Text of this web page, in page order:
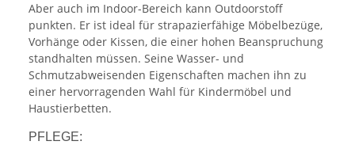
Aber auch im Indoor-Bereich kann Outdoorstoff
punkten. Er ist ideal für strapazierfähige Möbelbezüge,
Vorhänge oder Kissen, die einer hohen Beanspruchung
standhalten müssen. Seine Wasser- und
Schmutzabweisenden Eigenschaften machen ihn zu
einer hervorragenden Wahl für Kindermöbel und
Haustierbetten.
PFLEGE: